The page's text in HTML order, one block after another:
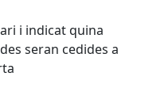
i indicat quina
seran cedides a